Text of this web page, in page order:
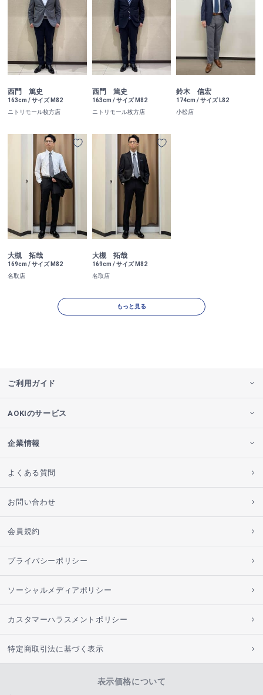
西門 篤史
163cm / サイズ M82
ニトリモール枚方店
西門 篤史
163cm / サイズ M82
ニトリモール枚方店
鈴木 信宏
174cm / サイズ L82
小松店
大槻 拓哉
169cm / サイズ M82
名取店
大槻 拓哉
169cm / サイズ M82
名取店
もっと見る
ご利用ガイド
AOKIのサービス
企業情報
よくある質問
お問い合わせ
会員規約
プライバシーポリシー
ソーシャルメディアポリシー
カスタマーハラスメントポリシー
特定商取引法に基づく表示
表示価格について